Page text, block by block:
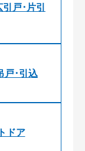
戸･片引
戸･引込
ドア